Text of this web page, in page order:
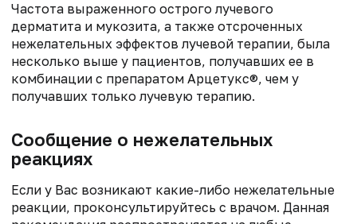
Частота выраженного острого лучевого
дерматита и мукозита, а также отсроченных
нежелательных эффектов лучевой терапии, была
несколько выше у пациентов, получавших ее в
комбинации с препаратом Арцетукс®, чем у
получавших только лучевую терапию.
Сообщение о нежелательных
реакциях
Если у Вас возникают какие-либо нежелательные
реакции, проконсультируйтесь с врачом. Данная